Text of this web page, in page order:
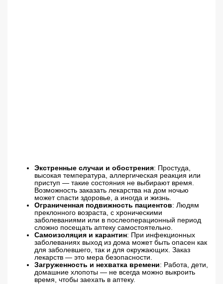
Экстренные случаи и обострения: Простуда,
высокая температура, аллергическая реакция или
приступ — такие состояния не выбирают время.
Возможность заказать лекарства на дом ночью
может спасти здоровье, а иногда и жизнь.
Ограниченная подвижность пациентов: Людям
преклонного возраста, с хроническими
заболеваниями или в послеоперационный период
сложно посещать аптеку самостоятельно.
Самоизоляция и карантин: При инфекционных
заболеваниях выход из дома может быть опасен как
для заболевшего, так и для окружающих. Заказ
лекарств — это мера безопасности.
Загруженность и нехватка времени: Работа, дети,
домашние хлопоты — не всегда можно выкроить
время, чтобы заехать в аптеку.